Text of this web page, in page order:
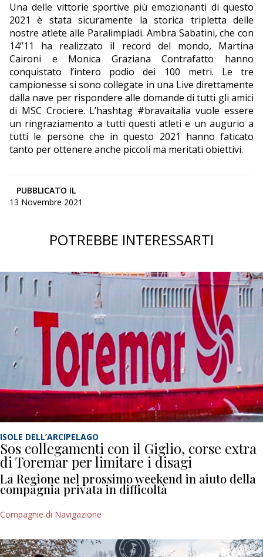
Una delle vittorie sportive più emozionanti di questo
2021 è stata sicuramente la storica tripletta delle
nostre atlete alle Paralimpiadi. Ambra Sabatini, che con
14’’11 ha realizzato il record del mondo, Martina
Caironi e Monica Graziana Contrafatto hanno
conquistato l’intero podio dei 100 metri. Le tre
campionesse si sono collegate in una Live direttamente
dalla nave per rispondere alle domande di tutti gli amici
di MSC Crociere. L’hashtag #bravaitalia vuole essere
un ringraziamento a tutti questi atleti e un augurio a
tutti le persone che in questo 2021 hanno faticato
tanto per ottenere anche piccoli ma meritati obiettivi.
PUBBLICATO IL
13 Novembre 2021
POTREBBE INTERESSARTI
ISOLE DELL’ARCIPELAGO
Sos collegamenti con il Giglio, corse extra
di Toremar per limitare i disagi
La Regione nel prossimo weekend in aiuto della
compagnia privata in difficoltà
Compagnie di Navigazione